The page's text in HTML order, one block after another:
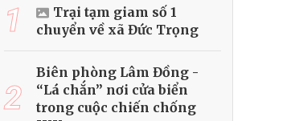
1
Trại tạm giam số 1
chuyển về xã Đức Trọng
2
Biên phòng Lâm Đồng -
“Lá chắn” nơi cửa biển
trong cuộc chiến chống